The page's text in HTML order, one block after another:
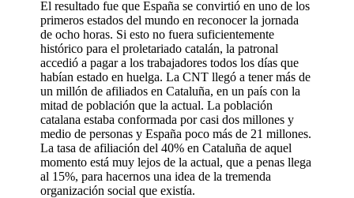
El resultado fue que España se convirtió en uno de los
primeros estados del mundo en reconocer la jornada
de ocho horas. Si esto no fuera suficientemente
histórico para el proletariado catalán, la patronal
accedió a pagar a los trabajadores todos los días que
habían estado en huelga. La CNT llegó a tener más de
un millón de afiliados en Cataluña, en un país con la
mitad de población que la actual. La población
catalana estaba conformada por casi dos millones y
medio de personas y España poco más de 21 millones.
La tasa de afiliación del 40% en Cataluña de aquel
momento está muy lejos de la actual, que a penas llega
al 15%, para hacernos una idea de la tremenda
organización social que existía.